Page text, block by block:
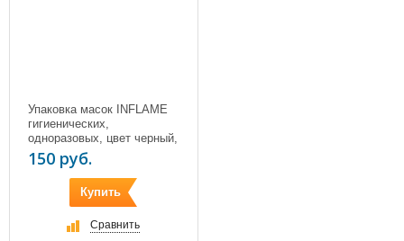
Упаковка масок INFLAME
гигиенических,
одноразовых, цвет черный,
10 шт.
150 руб.
Купить
Сравнить